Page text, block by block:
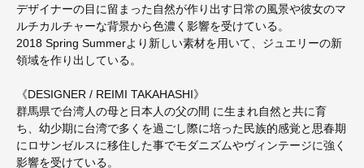
デザイナーの目に留まった自然が作り出す日常の風景や彼女のマ
ルチカルチャーな背景から色濃く影響を受けている。
2018 Spring Summerより新しい素材を用いて、ジュエリーの新
領域を作り出している。
《DESIGNER / REIMI TAKAHASHI》
群馬県で台湾人の母と日本人の父の間 に生まれ自然と共に育
ち、幼少期に台湾で多くを過ごし際に培った民族的感覚と思春期
にロサンゼルスに移住した事でモダニズムやヴィンテージに強く
影響を受けている。